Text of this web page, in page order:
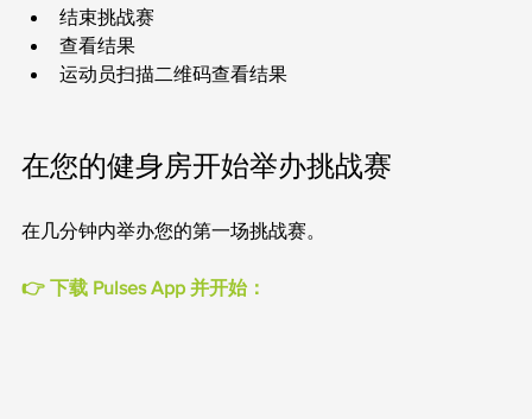
结束挑战赛
查看结果
运动员扫描二维码查看结果
在您的健身房开始举办挑战赛
在几分钟内举办您的第一场挑战赛。
👉 下载 Pulses App 并开始：